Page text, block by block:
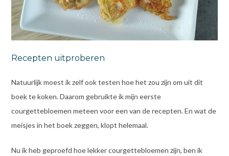
Recepten uitproberen
Natuurlijk moest ik zelf ook testen hoe het zou zijn om uit dit
boek te koken. Daarom gebruikte ik mijn eerste
courgettebloemen meteen voor een van de recepten. En wat de
meisjes in het boek zeggen, klopt helemaal.
Nu ik heb geproefd hoe lekker courgettebloemen zijn, ben ik